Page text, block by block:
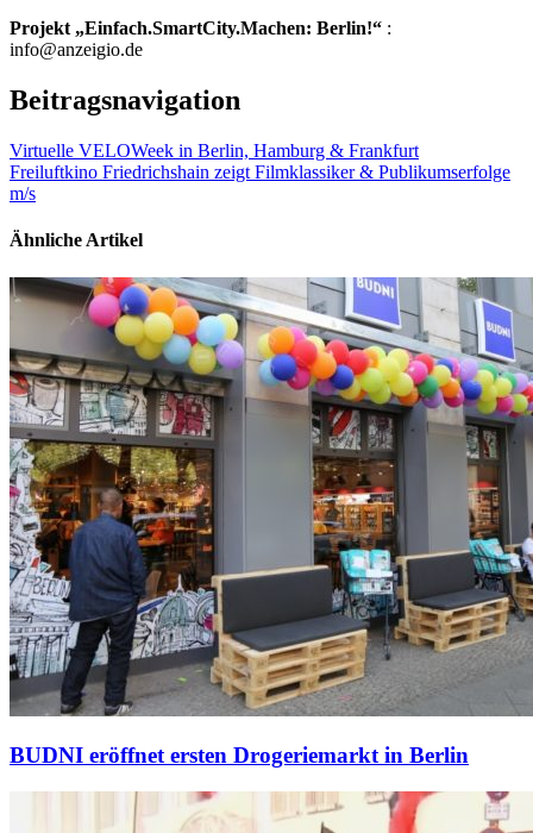
Projekt „Einfach.SmartCity.Machen: Berlin!“ :
info@anzeigio.de
Beitragsnavigation
Virtuelle VELOWeek in Berlin, Hamburg & Frankfurt
Freiluftkino Friedrichshain zeigt Filmklassiker & Publikumserfolge
m/s
Ähnliche Artikel
BUDNI eröffnet ersten Drogeriemarkt in Berlin